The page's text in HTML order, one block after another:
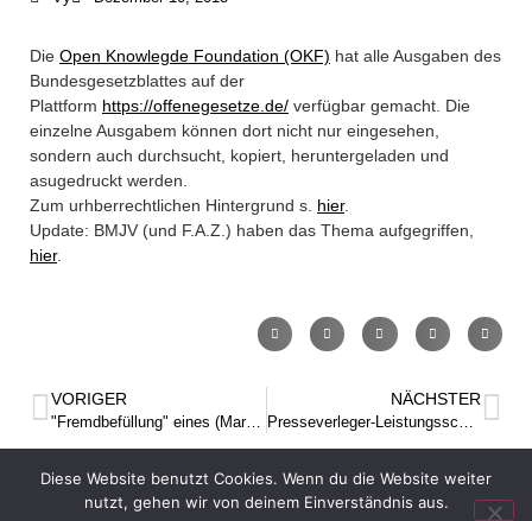
Die Open Knowlegde Foundation (OKF) hat alle Ausgaben des
Bundesgesetzblattes auf der
Plattform https://offenegesetze.de/ verfügbar gemacht. Die
einzelne Ausgabem können dort nicht nur eingesehen,
sondern auch durchsucht, kopiert, heruntergeladen und
asugedruckt werden.
Zum urhberrechtlichen Hintergrund s. hier.
Update: BMJV (und F.A.Z.) haben das Thema aufgegriffen,
hier.
VORIGER
"Fremdbefüllung" eines (Marken-) Spenders für Papierhandtücher kann Markenverletzung sein (BGH, Urt. v. 17. Oktober 2018, Az. I ZR 136/17 – Tork)
NÄCHSTER
Presseverleger-Leistungsschutzrecht nicht anwendbar (EuGH-Generalanwalt Gerard Hogan)
+49 30 5156599-80
office@verweyen.legal
Diese Website benutzt Cookies. Wenn du die Website weiter
nutzt, gehen wir von deinem Einverständnis aus.